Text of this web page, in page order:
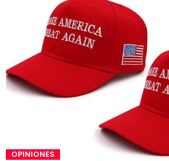
OPINIONES